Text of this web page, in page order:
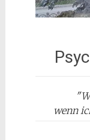
"
wenn